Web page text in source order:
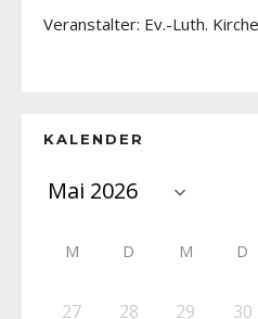
Veranstalter: Ev.-Luth.
KALENDER
M D M D
27 28 29 30